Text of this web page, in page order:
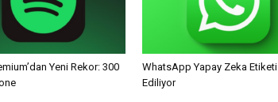
Yeni Rekor: 300
WhatsApp Yapay Zeka
Ediliyor